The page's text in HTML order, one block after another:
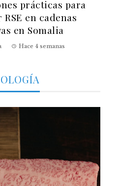
prácticas para
en cadenas
en Somalia
Hace 4 semanas